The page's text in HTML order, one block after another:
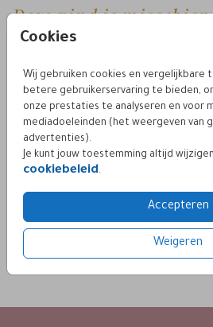
Cookies
Wij gebruiken cookies en vergelijkbare
betere gebruikerservaring te bieden,
onze prestaties te analyseren en voor
mediadoeleinden (het weergeven van
advertenties).
Je kunt jouw toestemming altijd
cookiebeleid.
Accepteren
Weigeren
Deze vind je